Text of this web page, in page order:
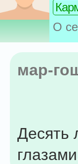
О
мар-
Десять